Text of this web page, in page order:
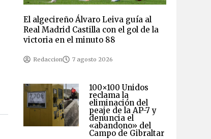
El algecireño Álvaro Leiva guía al
Real Madrid Castilla con el gol de la
victoria en el minuto 88
Redaccion 7 agosto 2026
100×100 Unidos
reclama la
eliminación del
peaje de la AP-7 y
denuncia el
«abandono» del
Campo de Gibraltar